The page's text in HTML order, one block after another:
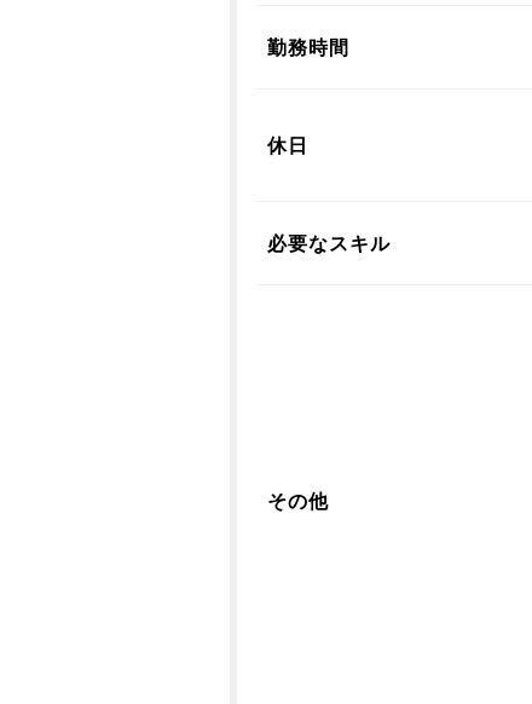
勤務時間
休日
必要なスキル
その他